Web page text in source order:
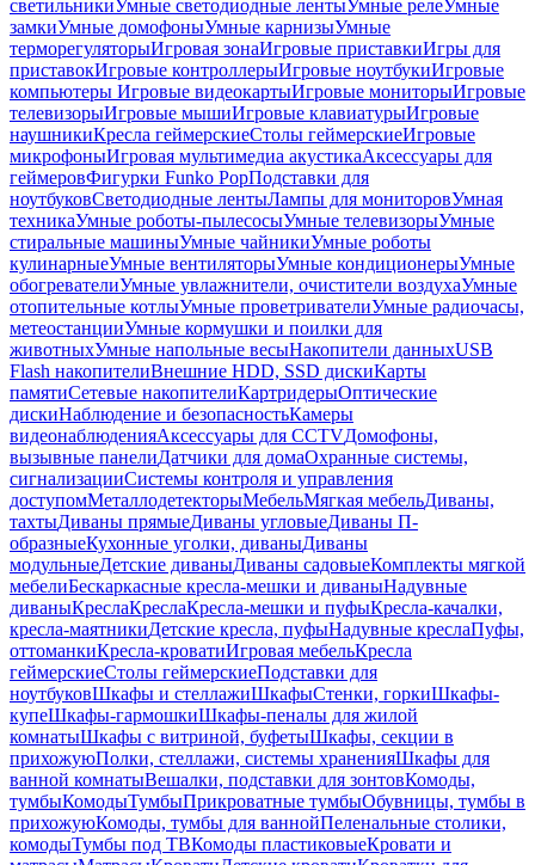
светильникиУмные светодиодные лентыУмные релеУмные
замкиУмные домофоныУмные карнизыУмные
терморегуляторыИгровая зонаИгровые приставкиИгры для
приставокИгровые контроллерыИгровые ноутбукиИгровые
компьютеры Игровые видеокартыИгровые мониторыИгровые
телевизорыИгровые мышиИгровые клавиатурыИгровые
наушникиКресла геймерскиеСтолы геймерскиеИгровые
микрофоныИгровая мультимедиа акустикаАксессуары для
геймеровФигурки Funko PopПодставки для
ноутбуковСветодиодные лентыЛампы для мониторовУмная
техникаУмные роботы-пылесосыУмные телевизорыУмные
стиральные машиныУмные чайникиУмные роботы
кулинарныеУмные вентиляторыУмные кондиционерыУмные
обогревателиУмные увлажнители, очистители воздухаУмные
отопительные котлыУмные проветривателиУмные радиочасы,
метеостанцииУмные кормушки и поилки для
животныхУмные напольные весыНакопители данныхUSB
Flash накопителиВнешние HDD, SSD дискиКарты
памятиСетевые накопителиКартридерыОптические
дискиНаблюдение и безопасностьКамеры
видеонаблюденияАксессуары для CCTVДомофоны,
вызывные панелиДатчики для домаОхранные системы,
сигнализацииСистемы контроля и управления
доступомМеталлодетекторыМебельМягкая мебельДиваны,
тахтыДиваны прямыеДиваны угловыеДиваны П-
образныеКухонные уголки, диваныДиваны
модульныеДетские диваныДиваны садовыеКомплекты мягкой
мебелиБескаркасные кресла-мешки и диваныНадувные
диваныКреслаКреслаКресла-мешки и пуфыКресла-качалки,
кресла-маятникиДетские кресла, пуфыНадувные креслаПуфы,
оттоманкиКресла-кроватиИгровая мебельКресла
геймерскиеСтолы геймерскиеПодставки для
ноутбуковШкафы и стеллажиШкафыСтенки, горкиШкафы-
купеШкафы-гармошкиШкафы-пеналы для жилой
комнатыШкафы с витриной, буфетыШкафы, секции в
прихожуюПолки, стеллажи, системы храненияШкафы для
ванной комнатыВешалки, подставки для зонтовКомоды,
тумбыКомодыТумбыПрикроватные тумбыОбувницы, тумбы в
прихожуюКомоды, тумбы для ваннойПеленальные столики,
комодыТумбы под ТВКомоды пластиковыеКровати и